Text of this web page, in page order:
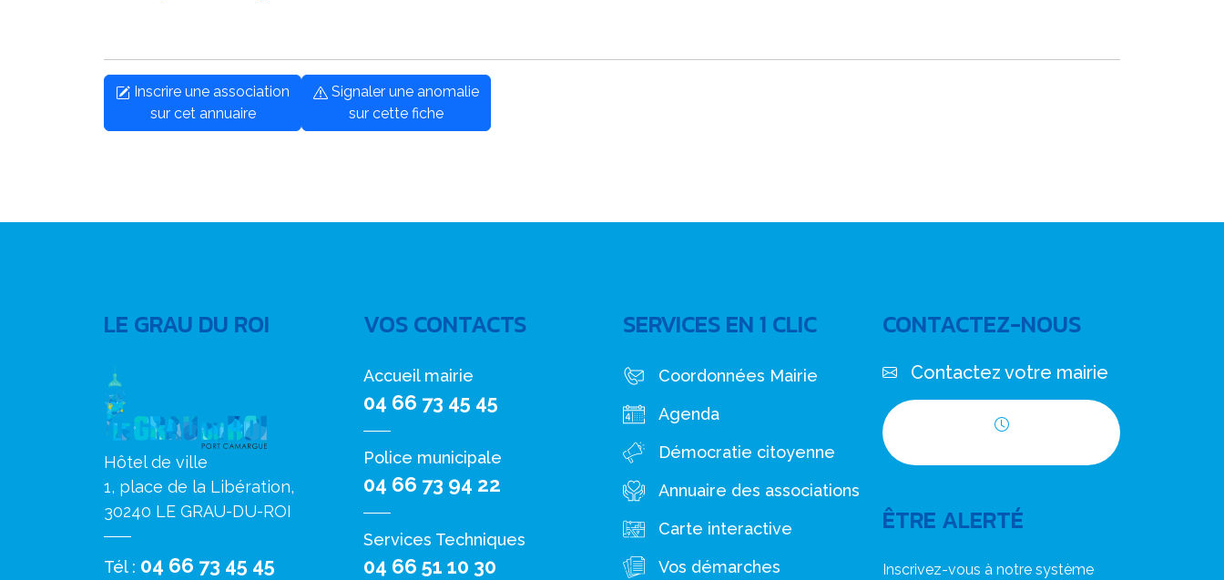
Inscrire une association
sur cet annuaire
Signaler une anomalie
sur cette fiche
LE GRAU DU ROI
Hôtel de ville
1, place de la Libération,
30240 LE GRAU-DU-ROI
Tél : 04 66 73 45 45
VOS CONTACTS
Accueil mairie
04 66 73 45 45
Police municipale
04 66 73 94 22
Services Techniques
04 66 51 10 30
SERVICES EN 1 CLIC
Coordonnées Mairie
Agenda
Démocratie citoyenne
Annuaire des associations
Carte interactive
Vos démarches
CONTACTEZ-NOUS
Contactez votre mairie
ÊTRE ALERTÉ
Inscrivez-vous à notre système